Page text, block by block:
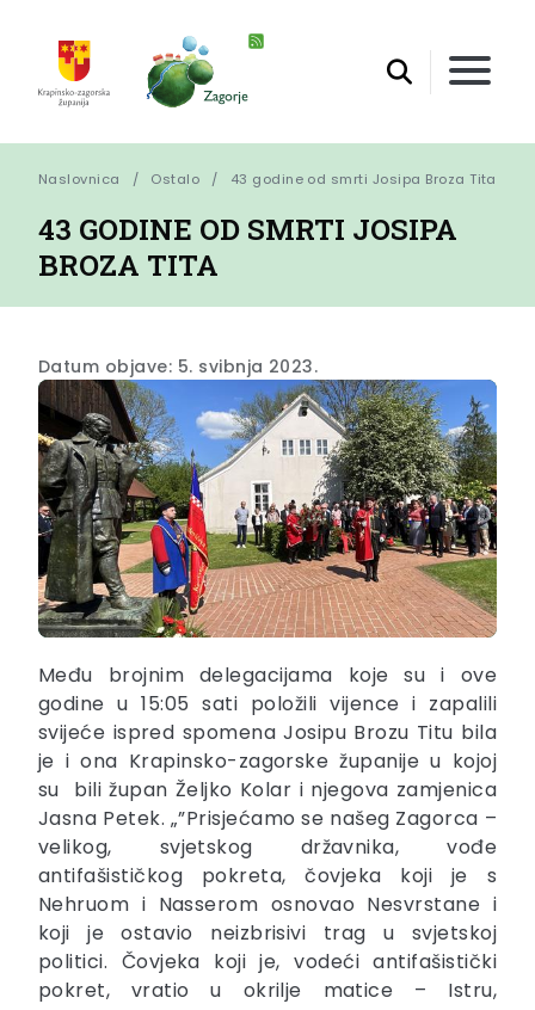
Naslovnica Ostalo 43 godine od smrti Josipa Broza Tita
43 GODINE OD SMRTI JOSIPA
BROZA TITA
Datum objave: 5. svibnja 2023.
Među brojnim delegacijama koje su i ove
godine u 15:05 sati položili vijence i zapalili
svijeće ispred spomena Josipu Brozu Titu bila
je i ona Krapinsko-zagorske županije u kojoj
su bili župan Željko Kolar i njegova zamjenica
Jasna Petek. „”Prisjećamo se našeg Zagorca –
velikog, svjetskog državnika, vođe
antifašističkog pokreta, čovjeka koji je s
Nehruom i Nasserom osnovao Nesvrstane i
koji je ostavio neizbrisivi trag u svjetskoj
politici. Čovjeka koji je, vodeći antifašistički
pokret, vratio u okrilje matice – Istru,